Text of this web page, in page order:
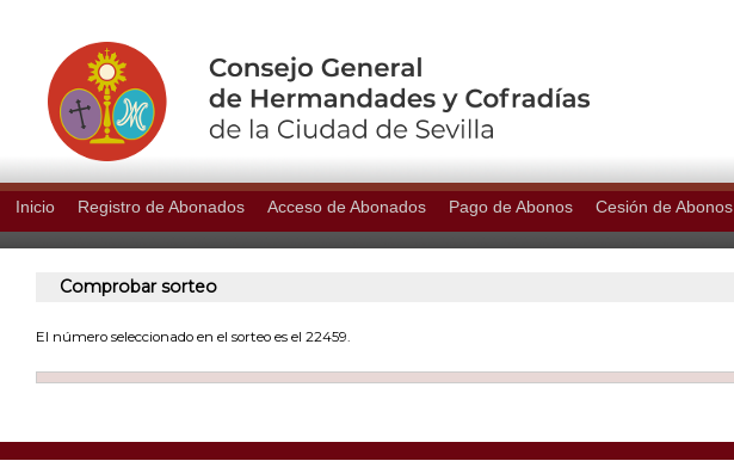
Inicio Registro de Abonados Acceso de Abonados Pago de Abonos Cesión de Abonos
Comprobar sorteo
El número seleccionado en el sorteo es el 22459.